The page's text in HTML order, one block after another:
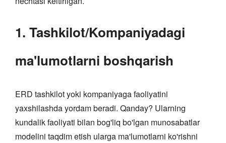
1. Tashkilot/Kompaniyadagi
ma'lumotlarni boshqarish
ERD tashkilot yoki kompaniyaga faoliyatini
yaxshilashda yordam beradi. Qanday? Ularning
kundalik faoliyati bilan bog'liq bo'lgan munosabatlar
modelini taqdim etish ularga ma'lumotlarni ko'rishni